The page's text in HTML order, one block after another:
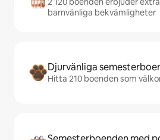
barnvänliga bekvämligheter
Djurvänliga
Hitta 210 boenden som